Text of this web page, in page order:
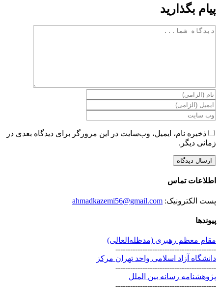
پیام بگذارید
دیدگاه
ذخیره نام، ایمیل، وب‌سایت در این مرورگر برای دیدگاه بعدی در
زمانی دیگر.
اطلاعات تماس
پست الکترونیک: ahmadkazemi56@gmail.com
پیوندها
مقام معظم رهبری (مد‌ظله‌العالی)
-----------------------------------------
دانشگاه آزاد اسلامی واحد تهران مرکز
-----------------------------------------
پژوهشنامه رسانه بین الملل
-----------------------------------------